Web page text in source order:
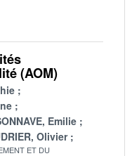
(AOM)
Emilie
Olivier
ET DU